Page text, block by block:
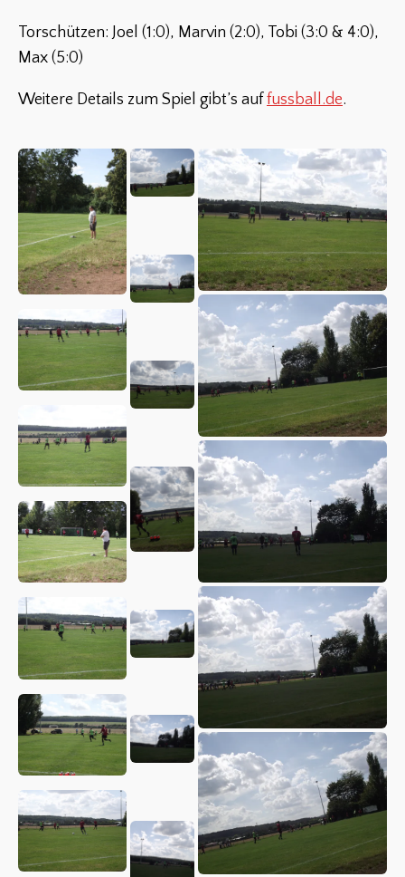
Torschützen: Joel (1:0), Marvin (2:0), Tobi (3:0 & 4:0),
Max (5:0)
Weitere Details zum Spiel gibt’s auf fussball.de.